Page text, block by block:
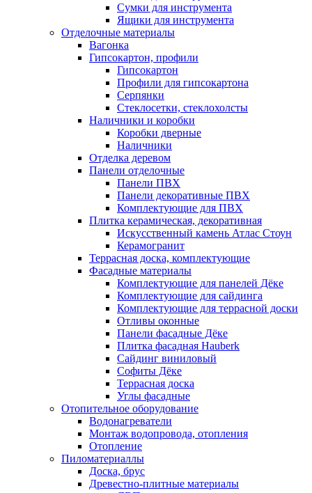
Сумки для инструмента
Ящики для инструмента
Отделочные материалы
Вагонка
Гипсокартон, профили
Гипсокартон
Профили для гипсокартона
Серпянки
Стеклосетки, стеклохолсты
Наличники и коробки
Коробки дверные
Наличники
Отделка деревом
Панели отделочные
Панели ПВХ
Панели декоративные ПВХ
Комплектующие для ПВХ
Плитка керамическая, декоративная
Искусственный камень Атлас Стоун
Керамогранит
Террасная доска, комплектующие
Фасадные материалы
Комплектующие для панелей Дёке
Комплектующие для сайдинга
Комплектующие для террасной доски
Отливы оконные
Панели фасадные Дёке
Плитка фасадная Hauberk
Сайдинг виниловый
Софиты Дёке
Террасная доска
Углы фасадные
Отопительное оборудование
Водонагреватели
Монтаж водопровода, отопления
Отопление
Пиломатериаллы
Доска, брус
Древестно-плитные материалы